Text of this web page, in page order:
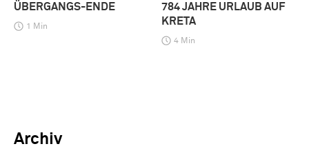
ÜBERGANGS-ENDE
1 Min
784 JAHRE URLAUB AUF
KRETA
4 Min
Archiv